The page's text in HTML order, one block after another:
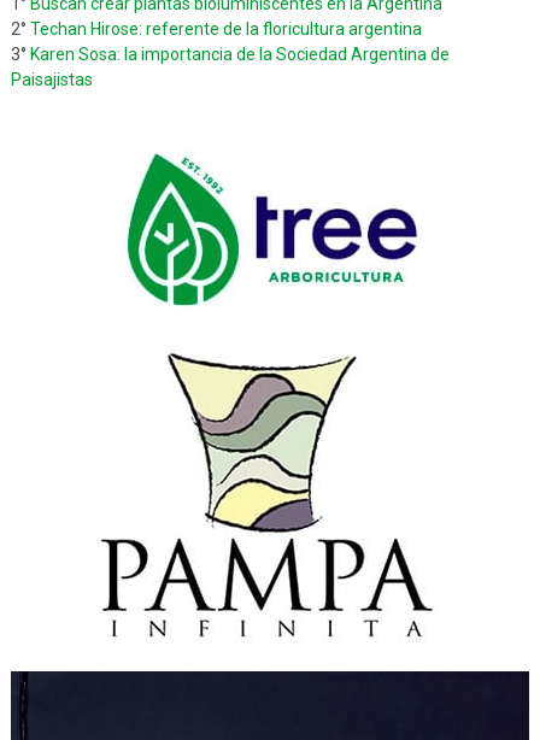
2° Techan Hirose: referente de la floricultura argentina
3° Karen Sosa: la importancia de la Sociedad Argentina de
Paisajistas